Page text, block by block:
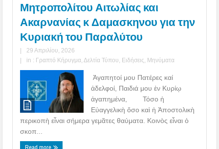
Μητροπολίτου Αιτωλίας και
Ακαρνανίας κ Δαμασκηνου για την
Κυριακή του Παραλύτου
|
29 Απριλίου, 2026
|
in : Γραπτό Κήρυγμα Δελτία Τύπου Ειδήσεις Μηνύματα
Ἀγαπητοί μου Πατέρες καί
ἀδελφοί, Παιδιά μου ἐν Κυρίῳ
ἀγαπημένα, Τόσο ἡ
Εὐαγγελικὴ ὅσο καὶ ἡ Ἀποστολικὴ
περικοπὴ εἶναι σήμερα γεμᾶτες θαύματα. Κοινὸς εἶναι ὁ
σκοπ...
Read more